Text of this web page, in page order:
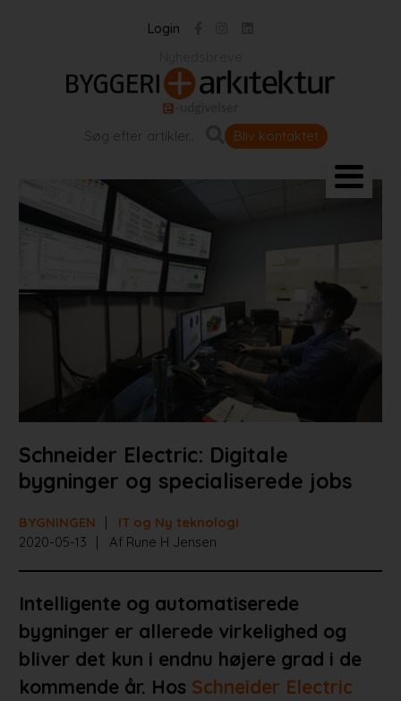
Login
Bliv kontaktet
Landskab og byrum
Bygningen
Jobportal
Schneider Electric: Digitale
bygninger og specialiserede jobs
BYGNINGEN
IT og Ny teknologi
2020-05-13
Af Rune H Jensen
Intelligente og automatiserede
bygninger er allerede virkelighed og
bliver det kun i endnu højere grad i de
kommende år. Hos Schneider Electric